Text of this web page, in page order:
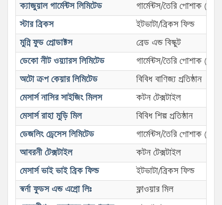
ক্যাজুয়াল গার্মেন্টস লিমিটেড
গার্মেন্টস/তৈরি পোশাক
স্টার ব্রিকস
ইটভাটা/ব্রিকস ফিল্ড
মুন্নি ফুড প্রোডাক্টস
ব্রেড এন্ড বিস্কুট
ডেকো নীট ওয়্যারস লিমিটেড
গার্মেন্টস/তৈরি পোশাক (নীট)
অটো ক্রপ কেয়ার লিমিটেড
বিবিধ বাণিজ্য প্রতিষ্ঠান
মেসার্স নাসির সাইজিং মিলস
কটন টেক্সটাইল
মেসার্স রাহা মুড়ি মিল
বিবিধ শিল্প প্রতিষ্ঠান
ডেজলিং ড্রেসেস লিমিটেড
গার্মেন্টস/তৈরি পোশাক (নীট)
আবরনী টেক্সটাইল
কটন টেক্সটাইল
মেসার্স ভাই ভাই ব্রিক ফিল্ড
ইটভাটা/ব্রিকস ফিল্ড
স্বর্না ফুডস এন্ড এগ্রো লিঃ
ফ্লাওয়ার মিল